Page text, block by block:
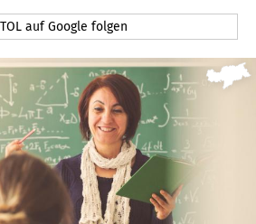
auf Google folgen